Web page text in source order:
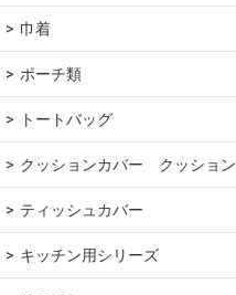
巾着
ポーチ類
トートバッグ
クッションカバー　クッション
ティッシュカバー
キッチン用シリーズ